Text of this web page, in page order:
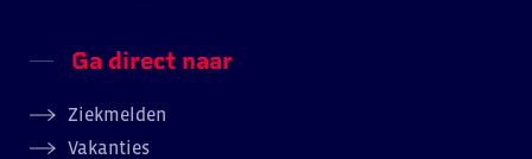
Ga direct naar
Ziekmelden
Vakanties